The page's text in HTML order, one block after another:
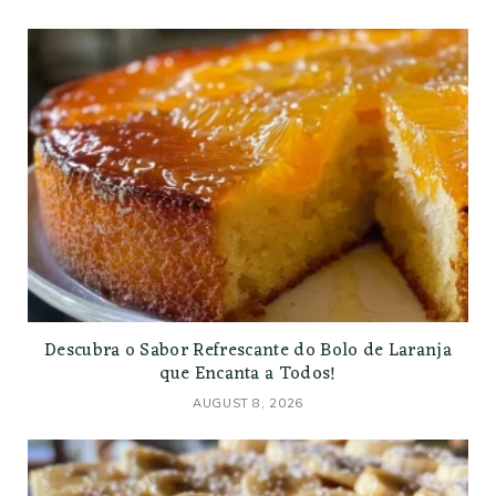
Descubra o Sabor Refrescante do Bolo de Laranja
que Encanta a Todos!
AUGUST 8, 2026